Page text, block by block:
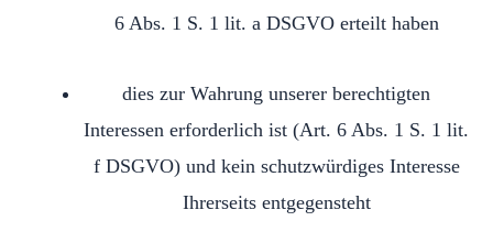
6 Abs. 1 S. 1 lit. a DSGVO erteilt haben
dies zur Wahrung unserer berechtigten
Interessen erforderlich ist (Art. 6 Abs. 1 S. 1 lit.
f DSGVO) und kein schutzwürdiges Interesse
Ihrerseits entgegensteht